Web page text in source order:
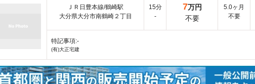
ＪＲ日豊本線/鶴崎駅
大分県大分市南鶴崎２丁目
15分
-
7万円
不要
5.0ヶ月
不要
特記事項:-
(有)大正宅建